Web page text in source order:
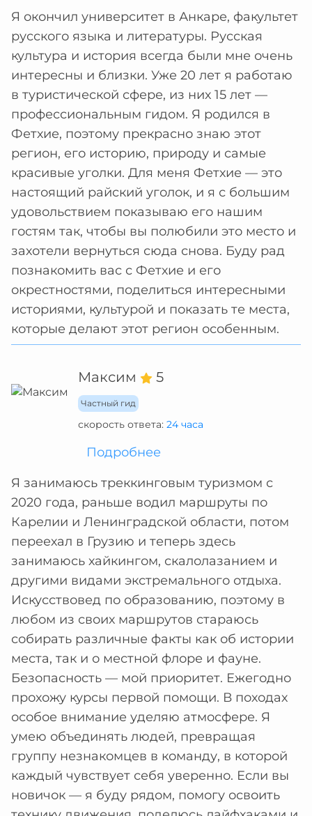
Я окончил университет в Анкаре, факультет
русского языка и литературы. Русская
культура и история всегда были мне очень
интересны и близки. Уже 20 лет я работаю
в туристической сфере, из них 15 лет —
профессиональным гидом. Я родился в
Фетхие, поэтому прекрасно знаю этот
регион, его историю, природу и самые
красивые уголки. Для меня Фетхие — это
настоящий райский уголок, и я с большим
удовольствием показываю его нашим
гостям так, чтобы вы полюбили это место и
захотели вернуться сюда снова. Буду рад
познакомить вас с Фетхие и его
окрестностями, поделиться интересными
историями, культурой и показать те места,
которые делают этот регион особенным.
Максим 5
Частный гид
скорость ответа: 24 часа
Подробнее
Я занимаюсь треккинговым туризмом с
2020 года, раньше водил маршруты по
Карелии и Ленинградской области, потом
переехал в Грузию и теперь здесь
занимаюсь хайкингом, скалолазанием и
другими видами экстремального отдыха.
Искусствовед по образованию, поэтому в
любом из своих маршрутов стараюсь
собирать различные факты как об истории
места, так и о местной флоре и фауне.
Безопасность — мой приоритет. Ежегодно
прохожу курсы первой помощи. В походах
особое внимание уделяю атмосфере. Я
умею объединять людей, превращая
группу незнакомцев в команду, в которой
каждый чувствует себя уверенно. Если вы
новичок — я буду рядом, помогу освоить